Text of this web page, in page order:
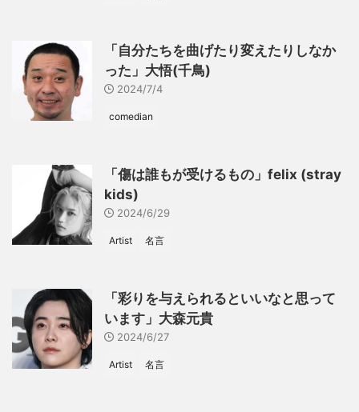
「自分たちを曲げたり変えたりしなか
った」大悟(千鳥)
2024/7/4
comedian
「傷は誰もが受けるもの」felix (stray
kids)
2024/6/29
Artist 名言
「彩りを与えられるといいなと思って
います」大森元貴
2024/6/27
Artist 名言